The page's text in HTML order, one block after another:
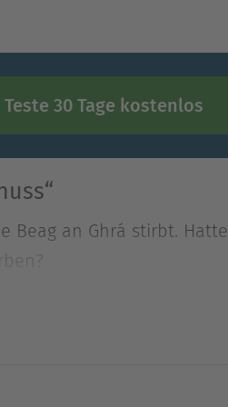
Teste 30 Tage kostenlos
Beag an Ghrá stirbt. Hatte
Im